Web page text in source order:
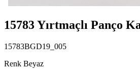
15783 Yırtmaçlı Panço
15783BGD19_005
Renk Beyaz